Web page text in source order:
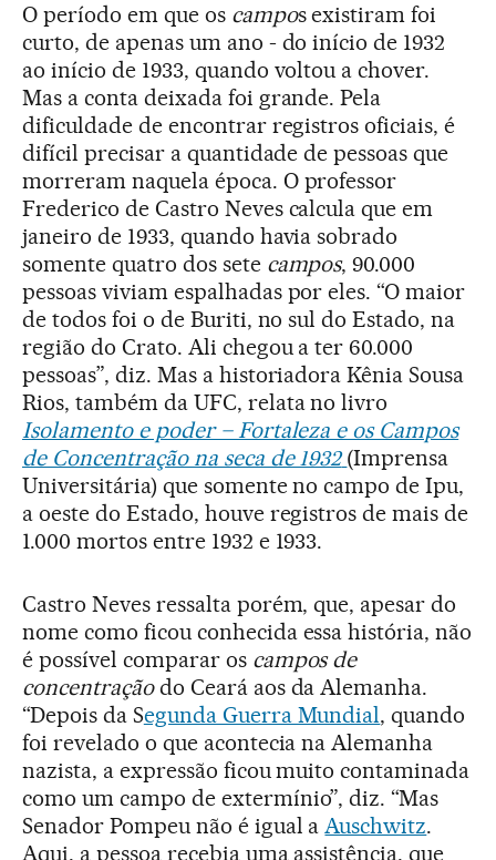
O período em que os campos existiram foi
curto, de apenas um ano - do início de 1932
ao início de 1933, quando voltou a chover.
Mas a conta deixada foi grande. Pela
dificuldade de encontrar registros oficiais, é
difícil precisar a quantidade de pessoas que
morreram naquela época. O professor
Frederico de Castro Neves calcula que em
janeiro de 1933, quando havia sobrado
somente quatro dos sete campos, 90.000
pessoas viviam espalhadas por eles. “O maior
de todos foi o de Buriti, no sul do Estado, na
região do Crato. Ali chegou a ter 60.000
pessoas”, diz. Mas a historiadora Kênia Sousa
Rios, também da UFC, relata no livro
Isolamento e poder – Fortaleza e os Campos
de Concentração na seca de 1932 (Imprensa
Universitária) que somente no campo de Ipu,
a oeste do Estado, houve registros de mais de
1.000 mortos entre 1932 e 1933.
Castro Neves ressalta porém, que, apesar do
nome como ficou conhecida essa história, não
é possível comparar os campos de
concentraçãodo Ceará aos da Alemanha.
“Depois da Segunda Guerra Mundial, quando
foi revelado o que acontecia na Alemanha
nazista, a expressão ficou muito contaminada
como um campo de extermínio”, diz. “Mas
Senador Pompeu não é igual aAuschwitz.
Aqui, a pessoa recebia uma assistência, que